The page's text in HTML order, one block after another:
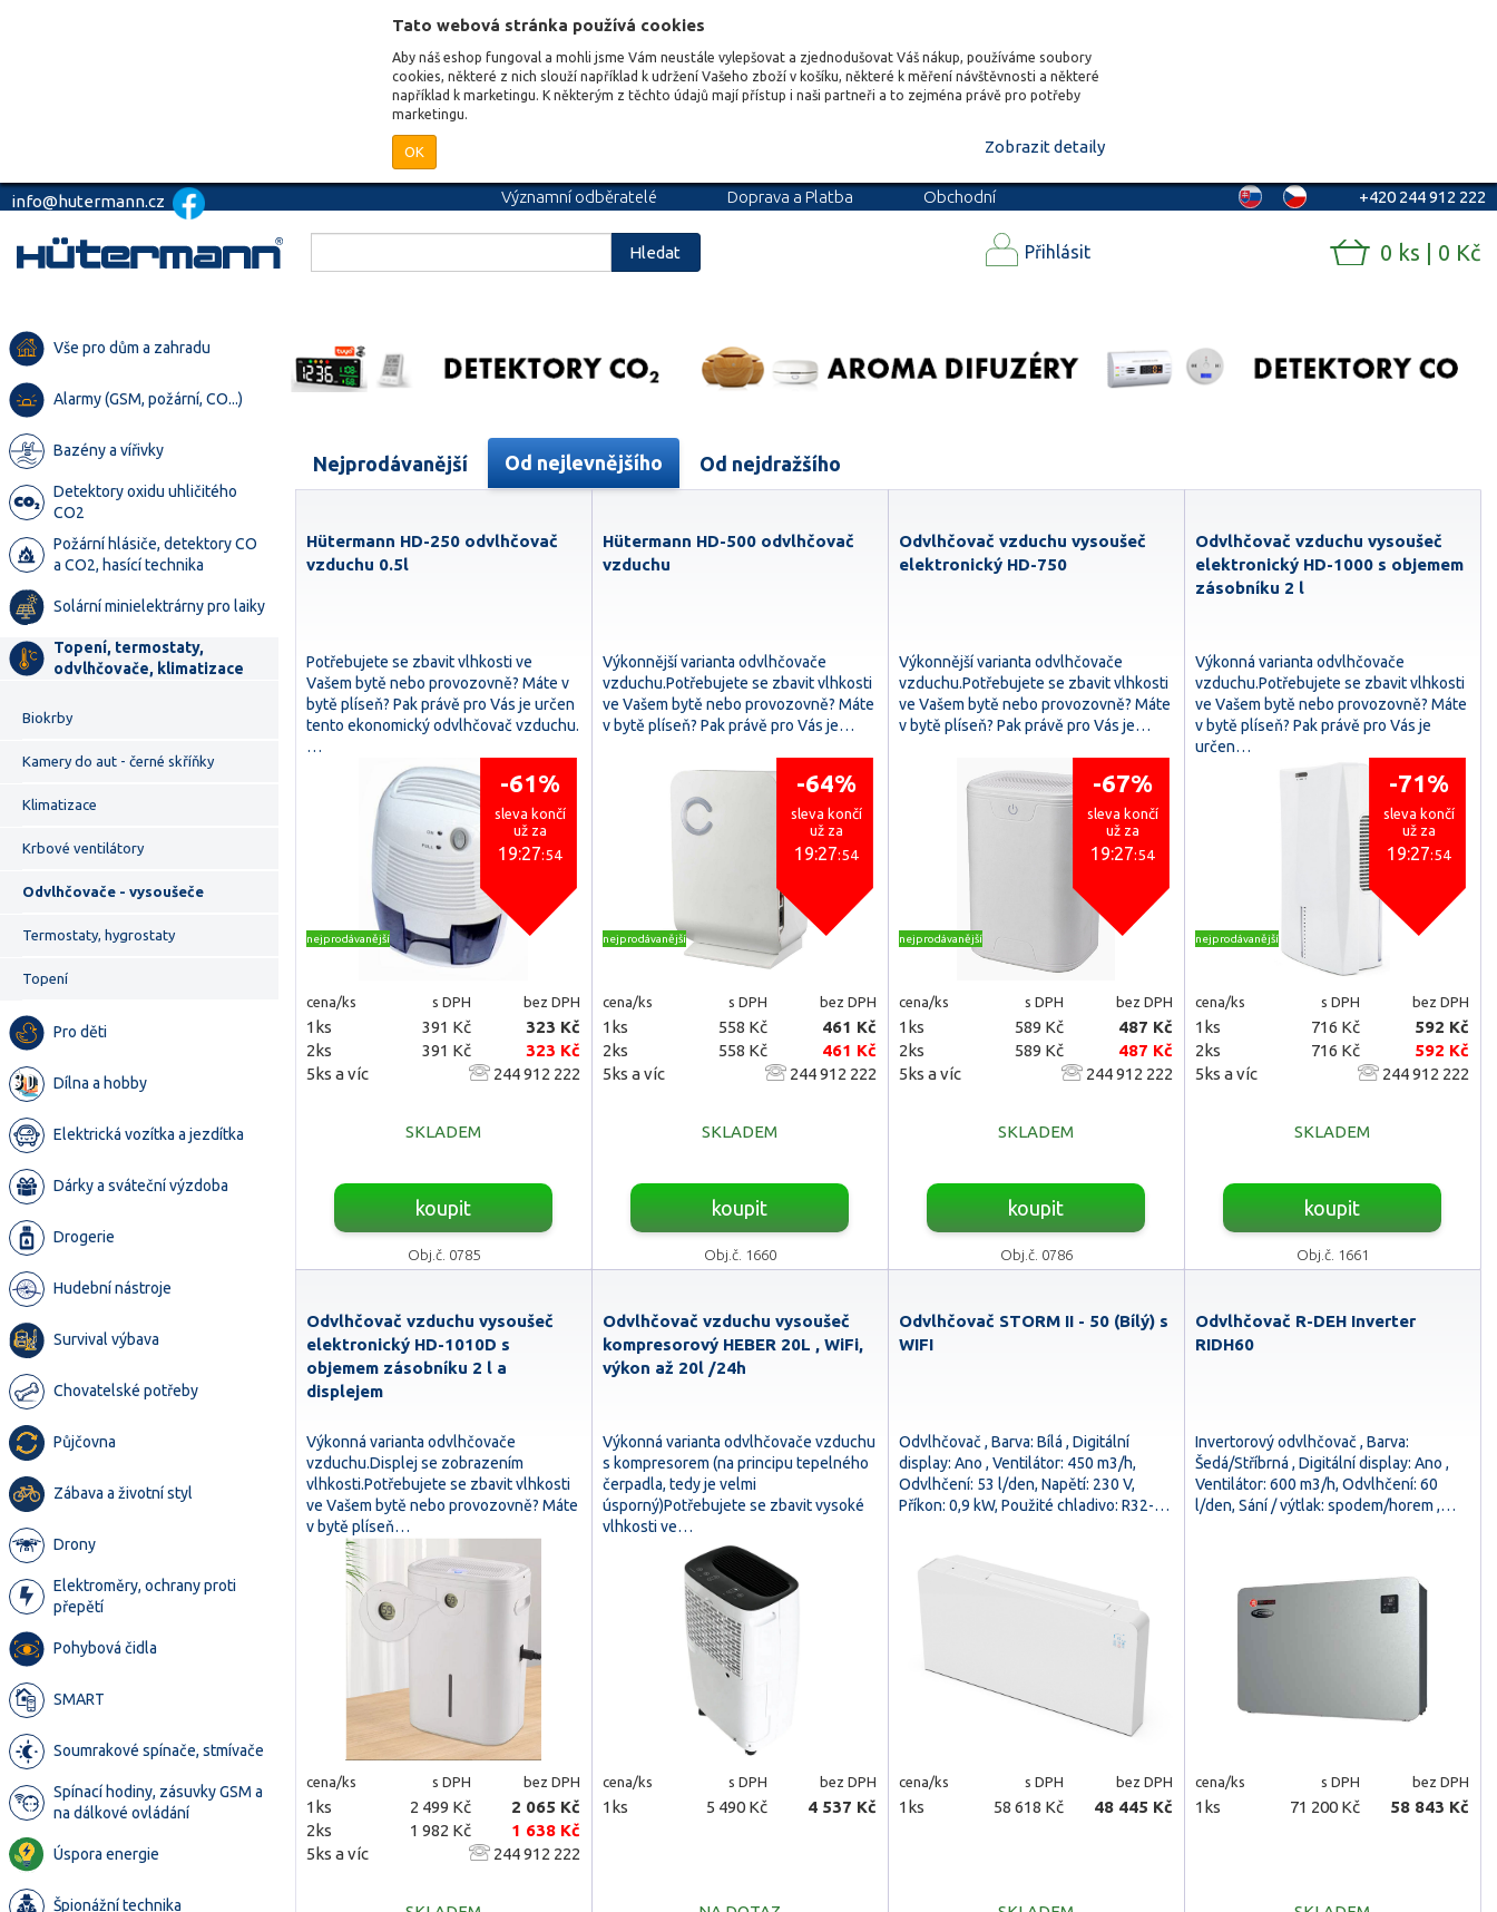
Tato webová stránka používá cookies
Aby náš eshop fungoval a mohli jsme Vám neustále vylepšovat a zjednodušovat Váš nákup, používáme soubory
cookies, některé z nich slouží například k udržení Vašeho zboží v košíku, některé k měření návštěvnosti a některé
například k marketingu. K některým z těchto údajů mají přístup i naši partneři a to zejména právě pro potřeby
marketingu.
OK Zobrazit detaily
info@hutermann.cz Významní odběratelé Doprava a Platba
Obchodní
+420 244 912 222
Hledat Přihlásit 0 ks | 0 Kč
Vše pro dům a zahradu
Alarmy (GSM, požární, CO...)
Bazény a vířivky
Detektory oxidu uhličitého
CO2
Požární hlásiče, detektory CO
a CO2, hasící technika
Solární minielektrárny pro laiky
Topení, termostaty,
odvlhčovače, klimatizace
Biokrby
Kamery do aut - černé skříňky
Klimatizace
Krbové ventilátory
Odvlhčovače - vysoušeče
Termostaty, hygrostaty
Topení
Pro děti
Dílna a hobby
Elektrická vozítka a jezdítka
Dárky a sváteční výzdoba
Drogerie
Hudební nástroje
Survival výbava
Chovatelské potřeby
Půjčovna
Zábava a životní styl
Drony
Elektroměry, ochrany proti
přepětí
Pohybová čidla
SMART
Soumrakové spínače, stmívače
Spínací hodiny, zásuvky GSM a
na dálkové ovládání
Úspora energie
Špionážní technika
Nejprodávanější Od nejlevnějšího Od nejdražšího
Hütermann HD-250 odvlhčovač
vzduchu 0.5l
Potřebujete se zbavit vlhkosti ve
Vašem bytě nebo provozovně? Máte v
bytě plíseň? Pak právě pro Vás je určen
tento ekonomický odvlhčovač vzduchu.
…
-61%
sleva končí
už za
19:27:53
nejprodávanější
cena/ks s DPH bez DPH
1ks 391 Kč
323 Kč
2ks
391 Kč
323 Kč
5ks a víc
244 912 222
SKLADEM
koupit
Obj.č. 0785
Hütermann HD-500 odvlhčovač
vzduchu
Výkonnější varianta odvlhčovače
vzduchu.Potřebujete se zbavit vlhkosti
ve Vašem bytě nebo provozovně? Máte
v bytě plíseň? Pak právě pro Vás je…
-64%
sleva končí
už za
19:27:53
nejprodávanější
cena/ks s DPH bez DPH
1ks 558 Kč
461 Kč
2ks
558 Kč
461 Kč
5ks a víc
244 912 222
SKLADEM
koupit
Obj.č. 1660
Odvlhčovač vzduchu vysoušeč
elektronický HD-750
Výkonnější varianta odvlhčovače
vzduchu.Potřebujete se zbavit vlhkosti
ve Vašem bytě nebo provozovně? Máte
v bytě plíseň? Pak právě pro Vás je…
-67%
sleva končí
už za
19:27:53
nejprodávanější
cena/ks s DPH bez DPH
1ks 589 Kč
487 Kč
2ks
589 Kč
487 Kč
5ks a víc
244 912 222
SKLADEM
koupit
Obj.č. 0786
Odvlhčovač vzduchu vysoušeč
elektronický HD-1000 s objemem
zásobníku 2 l
Výkonná varianta odvlhčovače
vzduchu.Potřebujete se zbavit vlhkosti
ve Vašem bytě nebo provozovně? Máte
v bytě plíseň? Pak právě pro Vás je
určen…
-71%
sleva končí
už za
19:27:53
nejprodávanější
cena/ks s DPH bez DPH
1ks 716 Kč
592 Kč
2ks
716 Kč
592 Kč
5ks a víc
244 912 222
SKLADEM
koupit
Obj.č. 1661
Odvlhčovač vzduchu vysoušeč
elektronický HD-1010D s
objemem zásobníku 2 l a
displejem
Výkonná varianta odvlhčovače
vzduchu.Displej se zobrazením
vlhkosti.Potřebujete se zbavit vlhkosti
ve Vašem bytě nebo provozovně? Máte
v bytě plíseň…
cena/ks s DPH bez DPH
1ks 2 499 Kč
2 065 Kč
2ks
1 982 Kč
1 638 Kč
5ks a víc
244 912 222
Odvlhčovač vzduchu vysoušeč
kompresorový HEBER 20L , WiFi,
výkon až 20l /24h
Výkonná varianta odvlhčovače vzduchu
s kompresorem (na principu tepelného
čerpadla, tedy je velmi
úsporný)Potřebujete se zbavit vysoké
vlhkosti ve…
cena/ks s DPH bez DPH
1ks 5 490 Kč 4 537 Kč
Odvlhčovač STORM II - 50 (Bílý) s
WIFI
Odvlhčovač , Barva: Bílá , Digitální
display: Ano , Ventilátor: 450 m3/h,
Odvlhčení: 53 l/den, Napětí: 230 V,
Příkon: 0,9 kW, Použité chladivo: R32-…
cena/ks s DPH bez DPH
1ks 58 618 Kč 48 445 Kč
Odvlhčovač R-DEH Inverter
RIDH60
Invertorový odvlhčovač , Barva:
Šedá/Stříbrná , Digitální display: Ano ,
Ventilátor: 600 m3/h, Odvlhčení: 60
l/den, Sání / výtlak: spodem/horem ,…
cena/ks s DPH bez DPH
1ks 71 200 Kč 58 843 Kč